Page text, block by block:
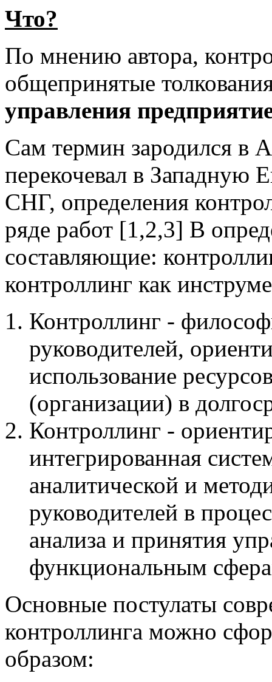
Что?
По мнению автора,
общепринятые
управления
Сам термин зародился в
перекочевал в Западную
СНГ, определения
ряде работ [1,2,3] В
составляющие:
контроллинг как
Контроллинг -
руководителей,
использование
(организации) в
Контроллинг -
интегрированная
аналитической и
руководителей в
анализа и принятия
функциональным
Основные постулаты
контроллинга можно
образом: